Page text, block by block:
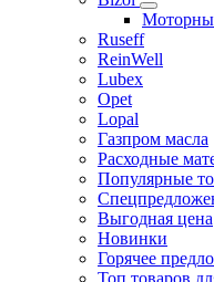
Ruseff
ReinWell
Lubex
Opet
Lopal
Газпром масла
Расходные
Популярные
Выгодная цена
Новинки
Горячее
Топ товаров